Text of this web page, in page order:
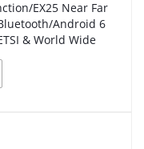
EX25 Near Far
Android 6
& World Wide